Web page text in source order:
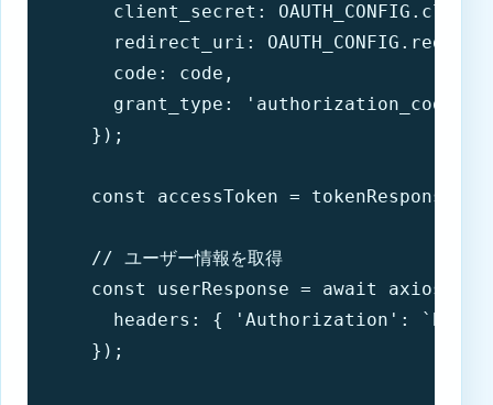
client_secret:
redirect_uri:
      code: code,
      grant_type: 'authorization_code'
    });
const accessToken =
    // ユーザー情報を取得
const userResponse = await
headers: { 'Authorization':
    });